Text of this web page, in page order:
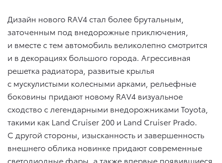
Дизайн нового RAV4 стал более брутальным,
заточенным под внедорожные приключения,
и вместе с тем автомобиль великолепно смотрится
и в декорациях большого города. Агрессивная
решетка радиатора, развитые крылья
с мускулистыми колесными арками, рельефные
боковины придают новому RAV4 визуальное
сходство с легендарными внедорожниками Toyota,
такими как Land Cruiser 200 и Land Cruiser Prado.
С другой стороны, изысканность и завершенность
внешнего облика новинке придают современные
светодиодные фары, а также впервые появившиеся